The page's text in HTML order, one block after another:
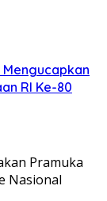
Mengucapkan
RI Ke-80
Pramuka
Nasional